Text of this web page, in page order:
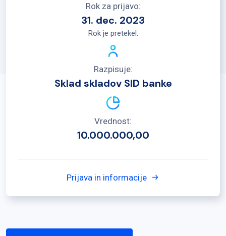
Rok za prijavo:
31. dec. 2023
Rok je pretekel.
Razpisuje:
Sklad skladov SID banke
Vrednost:
10.000.000,00
Prijava in informacije